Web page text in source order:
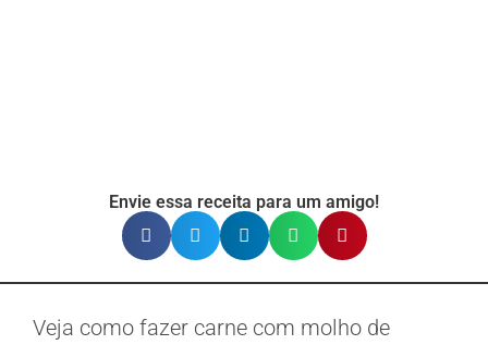
Envie essa receita para um amigo!
Veja como fazer carne com molho de